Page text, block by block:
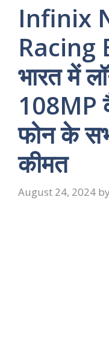
Infinix
Racing
भारत में
108MP
फोन के
कीमत
August 24, 2024 by